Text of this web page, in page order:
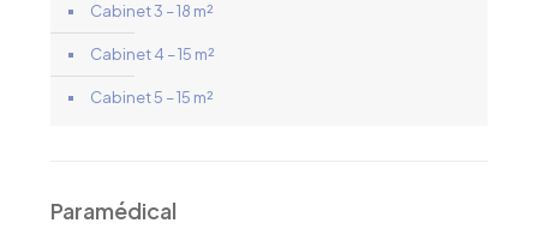
Cabinet 3 – 18 m²
Cabinet 4 – 15 m²
Cabinet 5 – 15 m²
Paramédical